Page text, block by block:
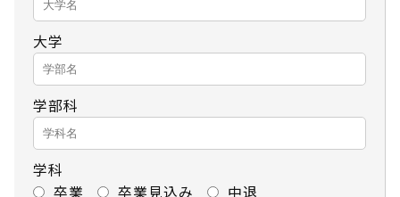
大学
学部科
学科
卒業
卒業見込み 中退